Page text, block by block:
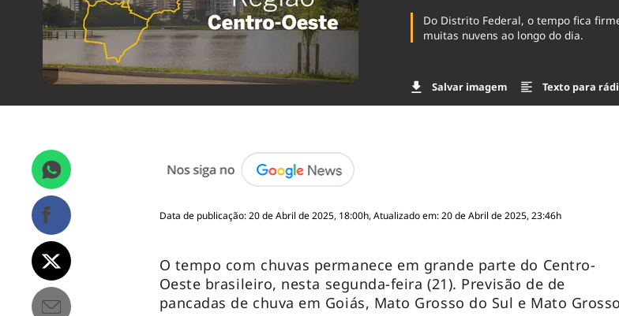
Do Distrito Federal, o tempo fica
muitas nuvens ao longo do dia.
Salvar imagem Texto para
Data de publicação: 20 de Abril de 2025, 18:00h, Atualizado em: 20 de Abril de 2025, 23:46h
O tempo com chuvas permanece em grande parte do Centro-
Oeste brasileiro, nesta segunda-feira (21). Previsão de de
pancadas de chuva em Goiás, Mato Grosso do Sul e Mato